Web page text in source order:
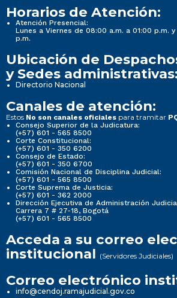
Horarios de Atención:
Atención Presencial:
Lunes a Viernes de 08:00 a.m. a 01:00 p.m.
p.m.
Ubicación de
y Sedes administrativas:
Directorio Nacional
Canales de atención:
Estos No son canales oficiales para tramitar
Consejo Superior de la Judicatura:
(+57) 601 - 565 8500
Corte Constitucional:
(+57) 601 - 350 6200
Consejo de Estado:
(+57) 601 - 350 6700
Comisión Nacional de Disciplina Judicial:
(+57) 601 - 565 8500
Corte Suprema de Justicia:
(+57) 601 - 362 2000
Dirección Ejecutiva de Administración
Carrera 7 # 27-18, Bogotá
(+57) 601 - 565 8500
Acceda a su correo
institucional (Servidores Judiciales)
Correo electrónico
info@cendoj.ramajudicial.gov.co